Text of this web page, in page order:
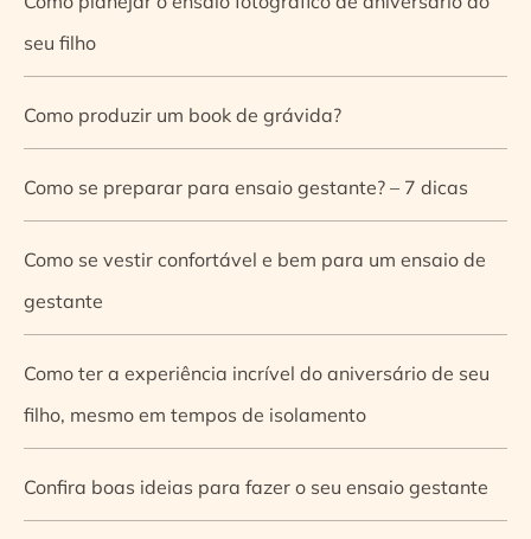
seu filho
Como produzir um book de grávida?
Como se preparar para ensaio gestante? – 7 dicas
Como se vestir confortável e bem para um ensaio de
gestante
Como ter a experiência incrível do aniversário de seu
filho, mesmo em tempos de isolamento
Confira boas ideias para fazer o seu ensaio gestante